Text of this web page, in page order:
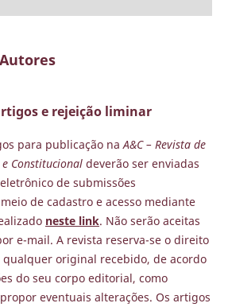
e rejeição liminar
para publicação naA&C – Revista de
Constitucionaldeverão ser enviadas
de submissões
de cadastro e acesso mediante
neste link. Não serão aceitas
e-mail. A revista reserva-se o direito
original recebido, de acordo
do seu corpo editorial, como
eventuais alterações. Os artigos